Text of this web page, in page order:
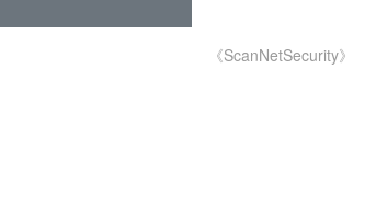
《ScanNetSecurity》